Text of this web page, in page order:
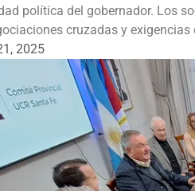
política del gobernador. Los
cruzadas y
2025